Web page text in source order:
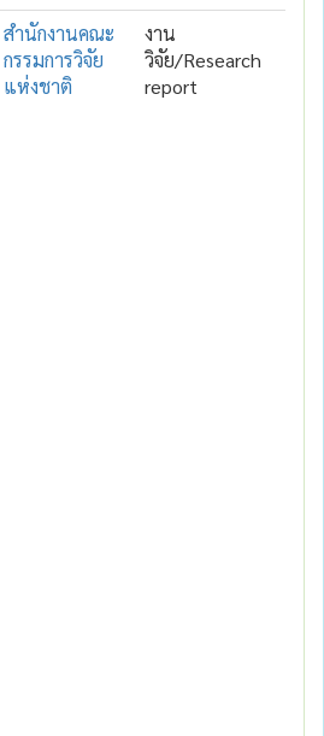
สำนักงานคณะ
กรรมการวิจัย
แห่งชาติ
งาน
วิจัย/Research
report